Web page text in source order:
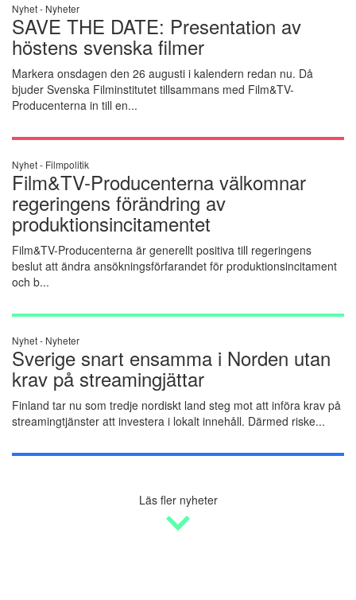
Nyhet - Nyheter
SAVE THE DATE: Presentation av
höstens svenska filmer
Markera onsdagen den 26 augusti i kalendern redan nu. Då
bjuder Svenska Filminstitutet tillsammans med Film&TV-
Producenterna in till en...
Nyhet - Filmpolitik
Film&TV-Producenterna välkomnar
regeringens förändring av
produktionsincitamentet
Film&TV-Producenterna är generellt positiva till regeringens
beslut att ändra ansökningsförfarandet för produktionsincitament
och b...
Nyhet - Nyheter
Sverige snart ensamma i Norden utan
krav på streamingjättar
Finland tar nu som tredje nordiskt land steg mot att införa krav på
streamingtjänster att investera i lokalt innehåll. Därmed riske...
Läs fler nyheter